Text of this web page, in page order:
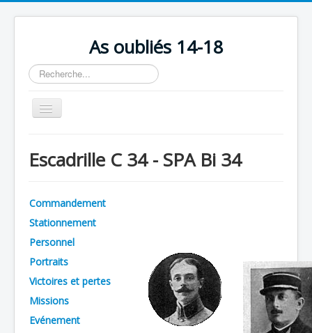
As oubliés 14-18
Rechercher
Basculer
la
Chronologie
Avions
Personnels
Formation
Doctrines
Escadrille C 34 - SPA Bi 34
Commandement
Stationnement
Personnel
Portraits
Victoires et pertes
Missions
Evénement